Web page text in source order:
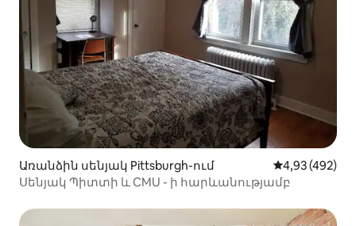
Առանձին սենյակ Pittsburgh-ում Միջին
4,93 (492)
Սենյակ Պիտտի և CMU - ի հարևանությամբ